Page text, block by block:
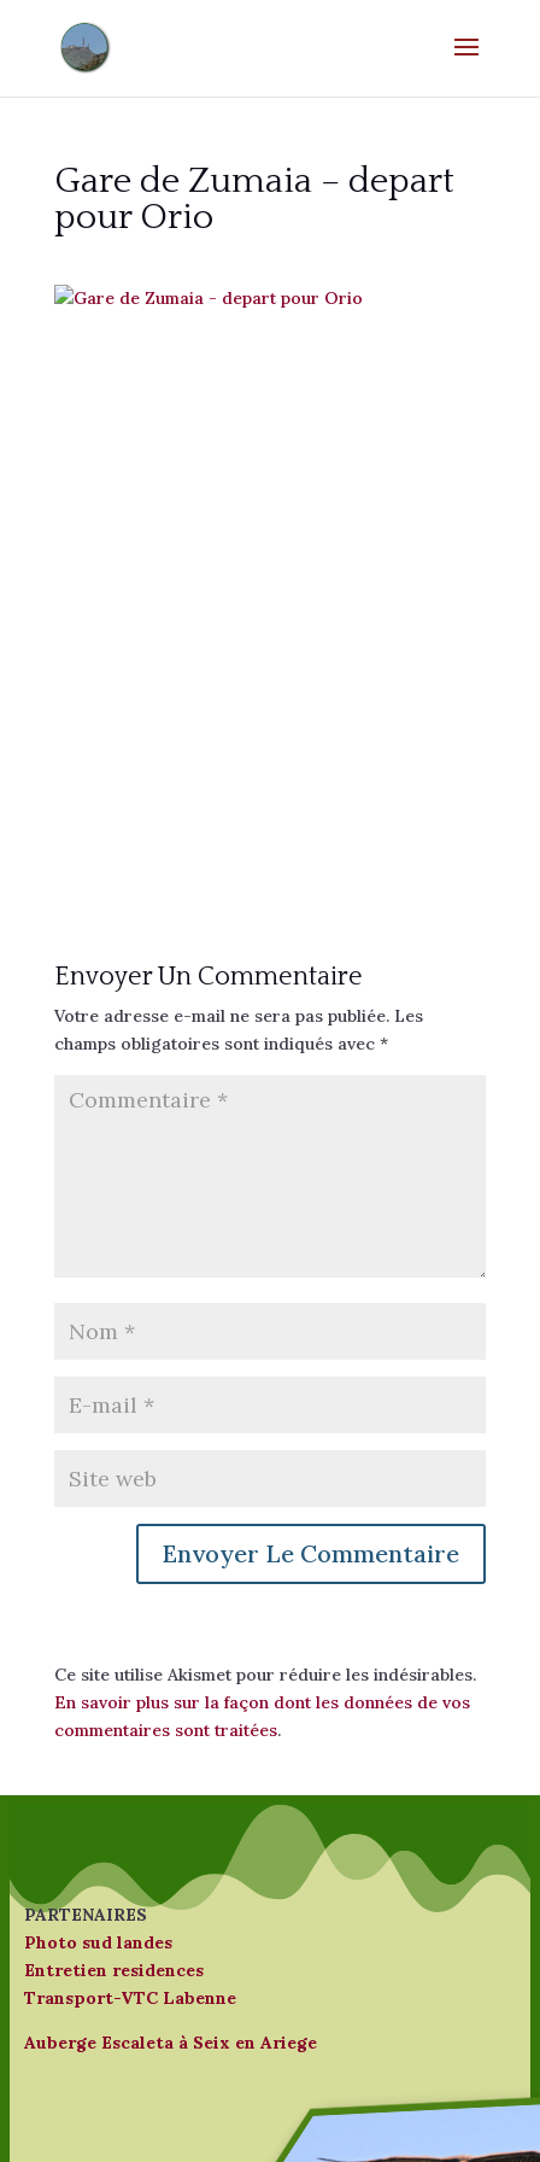
Gare de Zumaia – depart
pour Orio
Envoyer Un Commentaire
Votre adresse e-mail ne sera pas publiée. Les
champs obligatoires sont indiqués avec *
Ce site utilise Akismet pour réduire les indésirables.
En savoir plus sur la façon dont les données de vos
commentaires sont traitées.
PARTENAIRES
Photo sud landes
Entretien residences
Transport-VTC Labenne
Auberge Escaleta à Seix en Ariege